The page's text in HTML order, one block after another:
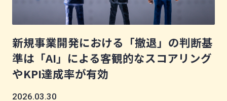
新規事業開発における「撤退」の判断基
準は「AI」による客観的なスコアリング
やKPI達成率が有効
2026.03.30